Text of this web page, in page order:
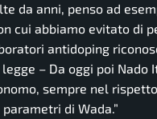
da anni, penso ad
cui abbiamo evitato di
antidoping
legge – Da oggi poi Nado
sempre nel
di Wada.”